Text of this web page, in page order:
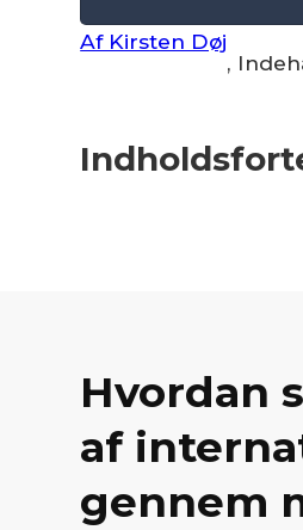
Af Kirsten Døj
,
Hvordan
af
gennem